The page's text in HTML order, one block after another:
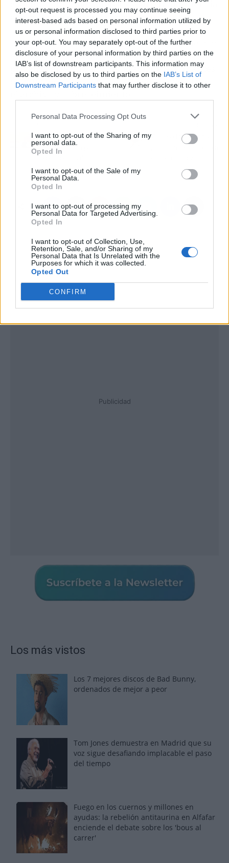
opt-out request is processed you may continue seeing
interest-based ads based on personal information utilized by
us or personal information disclosed to third parties prior to
your opt-out. You may separately opt-out of the further
disclosure of your personal information by third parties on the
IAB’s list of downstream participants. This information may
also be disclosed by us to third parties on the IAB’s List of
Downstream Participants that may further disclose it to other
Personal Data Processing Opt Outs
I want to opt-out of the Sharing of my
personal data.
Opted In
I want to opt-out of the Sale of my
Personal Data.
Opted In
I want to opt-out of processing my
Personal Data for Targeted Advertising.
Opted In
I want to opt-out of Collection, Use,
Retention, Sale, and/or Sharing of my
Personal Data that Is Unrelated with the
Purposes for which it was collected.
Opted Out
CONFIRM
aseguradoras que quieren determinar a ciencia
cierta lo ocurrido en un accidente.
Los expertos de Grupo NEOX sostienen que hoy
en día las actuaciones de los detectives
privados en el ámbito penal son determinantes,
en muchos casos son la clave para la victoria o
Los cursos de Victoria
Cadarso Team para
psicología energética
¿Qué es el bruxismo y
Publicidad
Los más vistos
Los 7 mejores discos de Bad Bunny,
ordenados de mejor a peor
Tom Jones demuestra en Madrid que su
voz sigue desafiando implacable el paso
del tiempo
Fuego en los cuernos y millones en
ayudas: la rebelión antitaurina en Alfafar
enciende el debate sobre los 'bous al
carrer'